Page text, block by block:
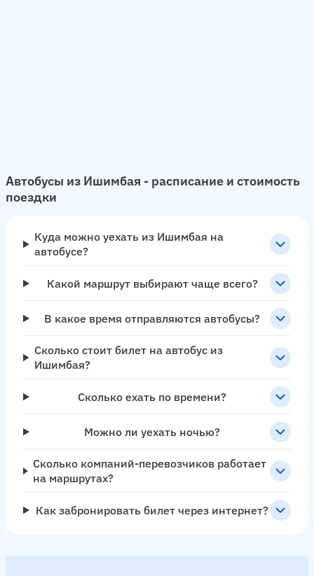
Автобусы из Ишимбая - расписание и стоимость
поездки
Куда можно уехать из Ишимбая на
автобусе?
Какой маршрут выбирают чаще всего?
В какое время отправляются автобусы?
Сколько стоит билет на автобус из
Ишимбая?
Сколько ехать по времени?
Можно ли уехать ночью?
Сколько компаний-перевозчиков работает
на маршрутах?
Как забронировать билет через интернет?